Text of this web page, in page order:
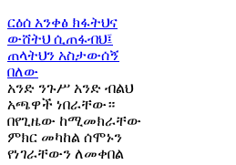
ርዕሰ አንቀፅ ክፋትህና
ውሸትህ ሲጠፋብህ፤
ጠላትህን አስታውሰኝ
በለው
አንድ ንጉሥ አንድ ብልህ
አጫዋች ነበራቸው።
በየጊዜው ከሚመክራቸው
ምክር መካከል ሰሞኑን
የነገራቸውን ለመቀበል